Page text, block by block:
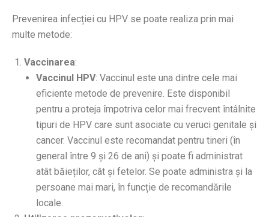
Prevenirea infecției cu HPV se poate realiza prin mai
multe metode:
Vaccinarea:
Vaccinul HPV: Vaccinul este una dintre cele mai
eficiente metode de prevenire. Este disponibil
pentru a proteja împotriva celor mai frecvent întâlnite
tipuri de HPV care sunt asociate cu veruci genitale și
cancer. Vaccinul este recomandat pentru tineri (în
general între 9 și 26 de ani) și poate fi administrat
atât băieților, cât și fetelor. Se poate administra și la
persoane mai mari, în funcție de recomandările
locale.